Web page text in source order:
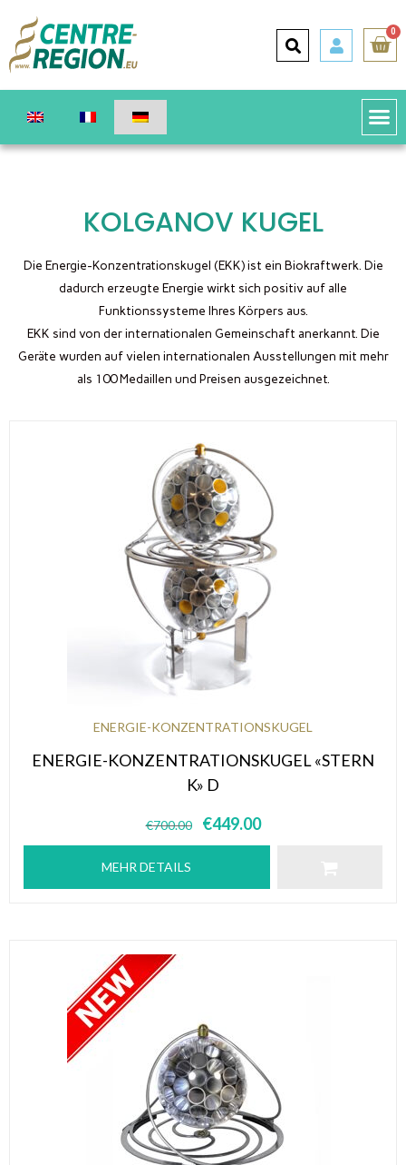
0
KOLGANOV KUGEL
Die Energie-Konzentrationskugel (EKK) ist ein Biokraftwerk. Die
dadurch erzeugte Energie wirkt sich positiv auf alle
Funktionssysteme Ihres Körpers aus.
EKK sind von der internationalen Gemeinschaft anerkannt. Die
Geräte wurden auf vielen internationalen Ausstellungen mit mehr
als 100 Medaillen und Preisen ausgezeichnet.
ENERGIE-KONZENTRATIONSKUGEL
ENERGIE-KONZENTRATIONSKUGEL «STERN
K» D
€700.00 €449.00
MEHR DETAILS